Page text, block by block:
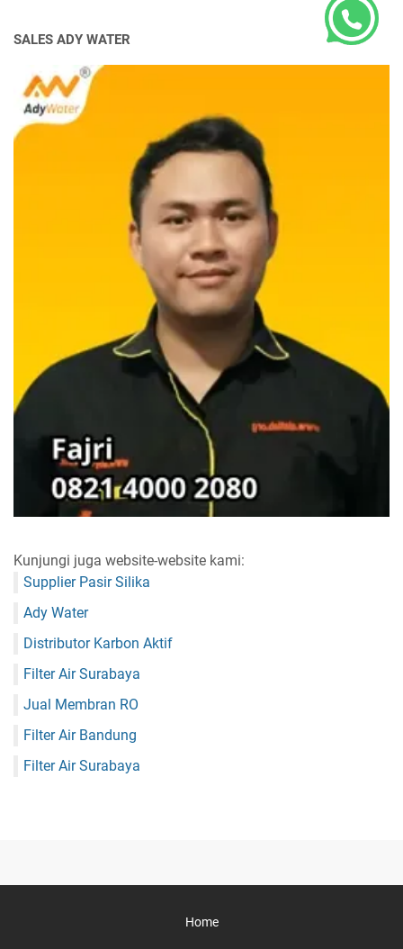
SALES ADY WATER
Kunjungi juga website-website kami:
Supplier Pasir Silika
Ady Water
Distributor Karbon Aktif
Filter Air Surabaya
Jual Membran RO
Filter Air Bandung
Filter Air Surabaya
Home